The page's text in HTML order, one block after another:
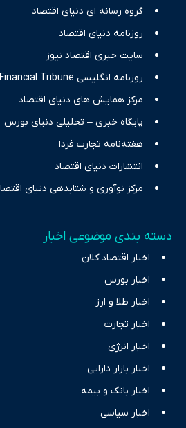
نیازهای خبری مخاطبان در حوزه‌های اثرگذار
حرفه‌ای و روزآمد پوشش می‌دهیم.
گروه رسانه ای دنیای اقتصاد
روزنامه دنیای اقتصاد
سایت خبری اقتصاد نیوز
روزنامه انگلیسی Financial Tribune
مرکز همایش های دنیای اقتصاد
پایگاه خبری – تحلیلی دنیای بورس
هفته‌نامه تجارت فردا
انتشارات دنیای اقتصاد
مرکز نوآوری و شتابدهی دنیای
دسته بندی موضوعی اخبار
اخبار اقتصاد کلان
اخبار بورس
اخبار طلا و ارز
اخبار تجارت
اخبار انرژی
اخبار بازار دارایی
اخبار بانک و بیمه
اخبار سیاسی